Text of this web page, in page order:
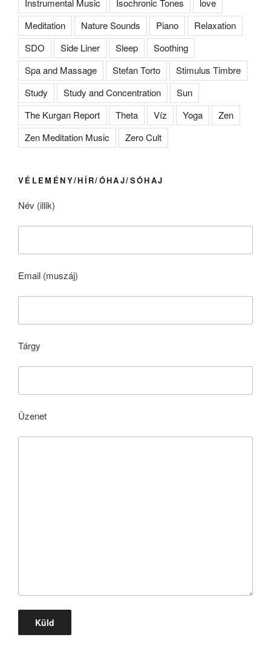
Instrumental Music Isochronic Tones
love
Meditation
Nature Sounds Piano
Relaxation
SDO
Side Liner Sleep
Soothing
Spa and Massage
Stefan Torto
Stimulus Timbre
Study
Study and Concentration
Sun
The Kurgan Report
Theta Víz Yoga
Zen
Zen Meditation Music
Zero Cult
VÉLEMÉNY/HÍR/ÓHAJ/SÓHAJ
Név (illik)
Email (muszáj)
Tárgy
Üzenet